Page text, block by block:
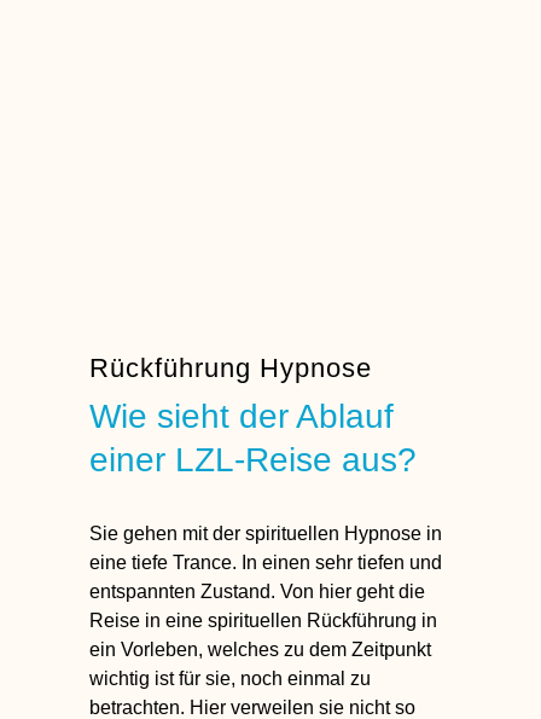
Rückführung Hypnose
Wie sieht der Ablauf
einer LZL-Reise aus?
Sie gehen mit der spirituellen Hypnose in
eine tiefe Trance. In einen sehr tiefen und
entspannten Zustand. Von hier geht die
Reise in eine spirituellen Rückführung in
ein Vorleben, welches zu dem Zeitpunkt
wichtig ist für sie, noch einmal zu
betrachten. Hier verweilen sie nicht so